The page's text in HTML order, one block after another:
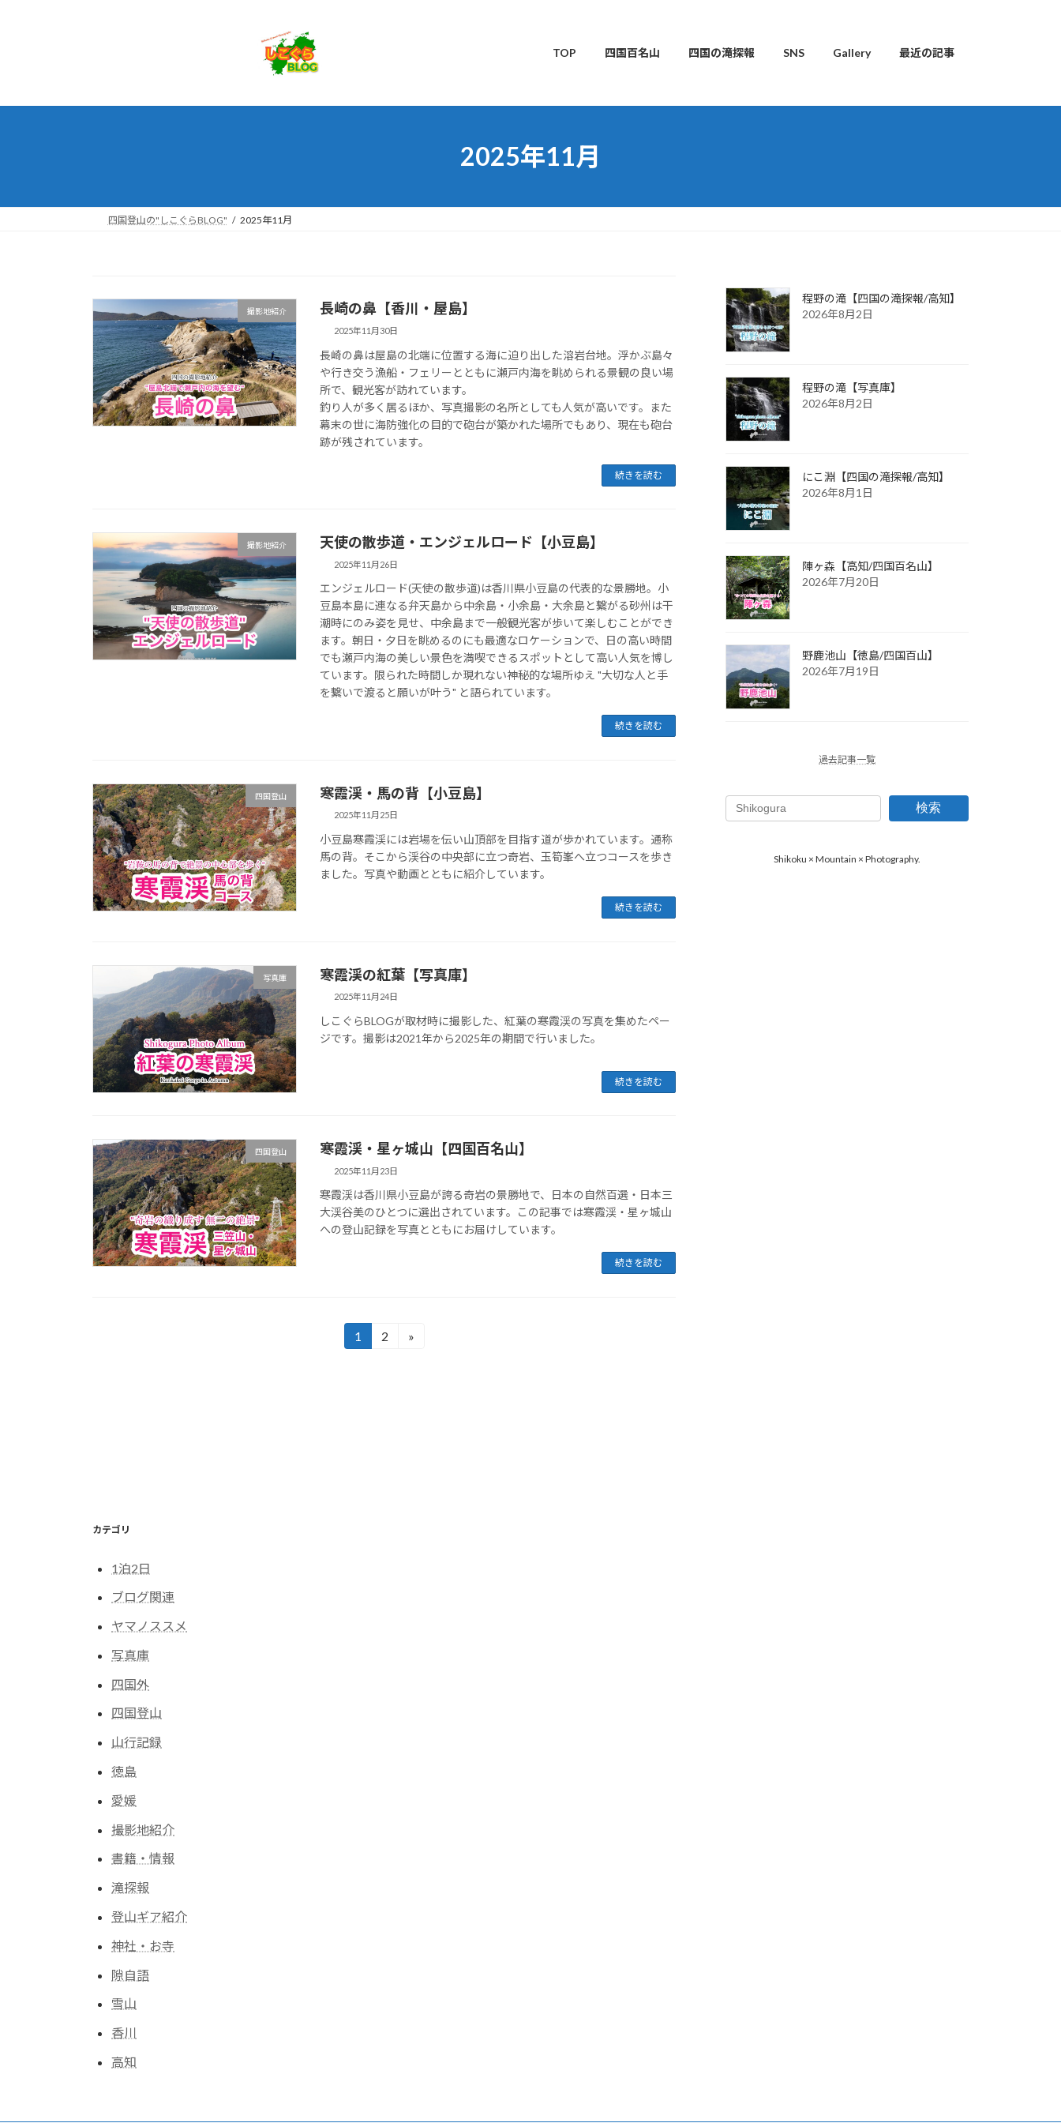
へ
ョ
TOP 四国百名山 四国の滝探報 SNS Gallery 最近の記事
2025年11月
四国登山の"しこぐらBLOG" 2025年11月
撮影地紹介 長崎の鼻【香川・屋島】
2025年11月30日
長崎の鼻は屋島の北端に位置する海に迫り出した溶岩台地。浮かぶ島々
や行き交う漁船・フェリーとともに瀬戸内海を眺められる景観の良い場
所で、観光客が訪れています。
釣り人が多く居るほか、写真撮影の名所としても人気が高いです。また
幕末の世に海防強化の目的で砲台が築かれた場所でもあり、現在も砲台
跡が残されています。
続きを読む
撮影地紹介 天使の散歩道・エンジェルロード【小豆島】
2025年11月26日
エンジェルロード(天使の散歩道)は香川県小豆島の代表的な景勝地。小
豆島本島に連なる弁天島から中余島・小余島・大余島と繋がる砂州は干
潮時にのみ姿を見せ、中余島まで一般観光客が歩いて楽しむことができ
ます。朝日・夕日を眺めるのにも最適なロケーションで、日の高い時間
でも瀬戸内海の美しい景色を満喫できるスポットとして高い人気を博し
ています。限られた時間しか現れない神秘的な場所ゆえ "大切な人と手
を繋いで渡ると願いが叶う" と語られています。
続きを読む
四国登山 寒霞渓・馬の背【小豆島】
2025年11月25日
小豆島寒霞渓には岩場を伝い山頂部を目指す道が歩かれています。通称
馬の背。そこから渓谷の中央部に立つ奇岩、玉筍峯へ立つコースを歩き
ました。写真や動画とともに紹介しています。
続きを読む
写真庫 寒霞渓の紅葉【写真庫】
2025年11月24日
しこぐらBLOGが取材時に撮影した、紅葉の寒霞渓の写真を集めたペー
ジです。撮影は2021年から2025年の期間で行いました。
続きを読む
四国登山 寒霞渓・星ヶ城山【四国百名山】
2025年11月23日
寒霞渓は香川県小豆島が誇る奇岩の景勝地で、日本の自然百選・日本三
大渓谷美のひとつに選出されています。この記事では寒霞渓・星ヶ城山
への登山記録を写真とともにお届けしています。
続きを読む
送
固
1
固
2 »
程野の滝【四国の滝探報/高知】
2026年8月2日
程野の滝【写真庫】
2026年8月2日
にこ淵【四国の滝探報/高知】
2026年8月1日
陣ヶ森【高知/四国百名山】
2026年7月20日
野鹿池山【徳島/四国百山】
2026年7月19日
過去記事一覧
検索
Shikoku × Mountain × Photography.
カテゴリ
1泊2日
ブログ関連
ヤマノススメ
写真庫
四国外
四国登山
山行記録
徳島
愛媛
撮影地紹介
書籍・情報
滝探報
登山ギア紹介
神社・お寺
隙自語
雪山
香川
高知